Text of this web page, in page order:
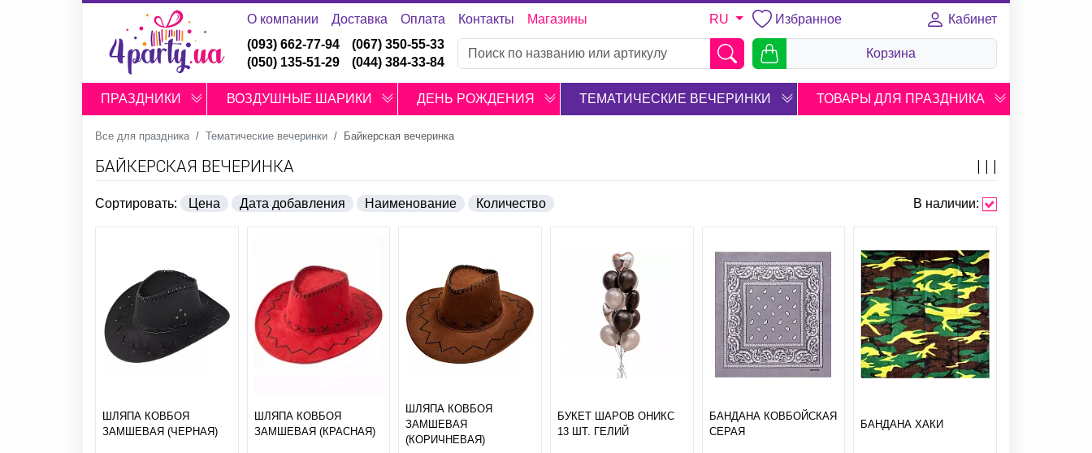
О компании Доставка Оплата Контакты Магазины RU Избранное
Кабинет
(093) 662-77-94
(050) 135-51-29
(067) 350-55-33
(044) 384-33-84
Корзина
ПРАЗДНИКИ ВОЗДУШНЫЕ ШАРИКИ ДЕНЬ РОЖДЕНИЯ ТЕМАТИЧЕСКИЕ ВЕЧЕРИНКИ ТОВАРЫ ДЛЯ ПРАЗДНИКА
Все для праздника Тематические вечеринки Байкерская вечеринка
БАЙКЕРСКАЯ ВЕЧЕРИНКА
Сортировать: Цена Дата добавления Наименование Количество В наличии:
ШЛЯПА КОВБОЯ
ЗАМШЕВАЯ (ЧЕРНАЯ)
ШЛЯПА КОВБОЯ
ЗАМШЕВАЯ (КРАСНАЯ)
ШЛЯПА КОВБОЯ
ЗАМШЕВАЯ
(КОРИЧНЕВАЯ)
БУКЕТ ШАРОВ ОНИКС
13 ШТ. ГЕЛИЙ
БАНДАНА КОВБОЙСКАЯ
СЕРАЯ
БАНДАНА ХАКИ